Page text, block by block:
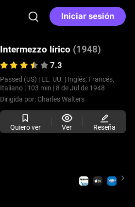
Iniciar sesión
Intermezzo lírico (1948)
7.3
Passed (US) | EE. UU. | Inglés, Francés,
Italiano | 103 min | 8 de Jul de 1948
Dirigida por: Charles Walters
Quiero ver Ver Reseña